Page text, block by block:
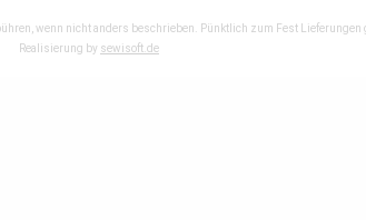
wenn nicht anders beschrieben. Pünktlich zum Fest
Realisierung by sewisoft.de